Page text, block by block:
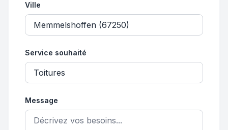
Ville
Service souhaité
Message